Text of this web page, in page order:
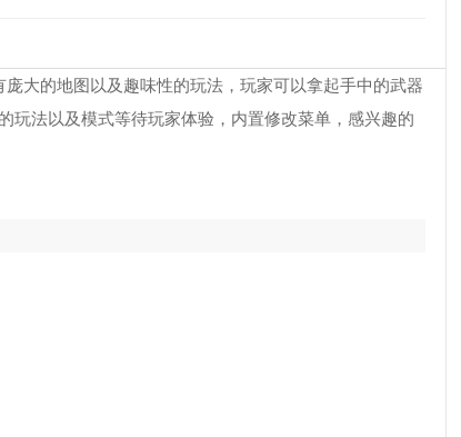
大的地图以及趣味性的玩法，玩家可以拿起手中的武器
玩法以及模式等待玩家体验，内置修改菜单，感兴趣的
2 冒险特工 7478
3 对峙2手机版